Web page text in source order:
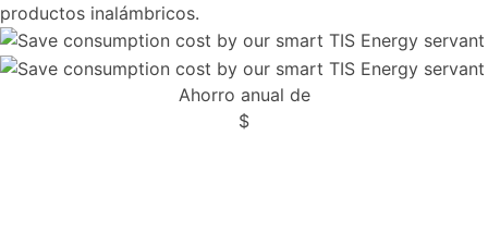
productos inalámbricos.
Ahorro anual de
$